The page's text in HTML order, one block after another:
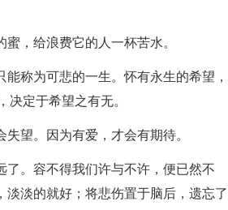
，给浪费它的人一杯苦水。
称为可悲的一生。怀有永生的希望，
决定于希望之有无。
望。因为有爱，才会有期待。
了。容不得我们许与不许，便已然不
淡的就好；将悲伤置于脑后，遗忘了